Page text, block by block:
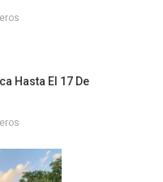
Hasta El 17 De